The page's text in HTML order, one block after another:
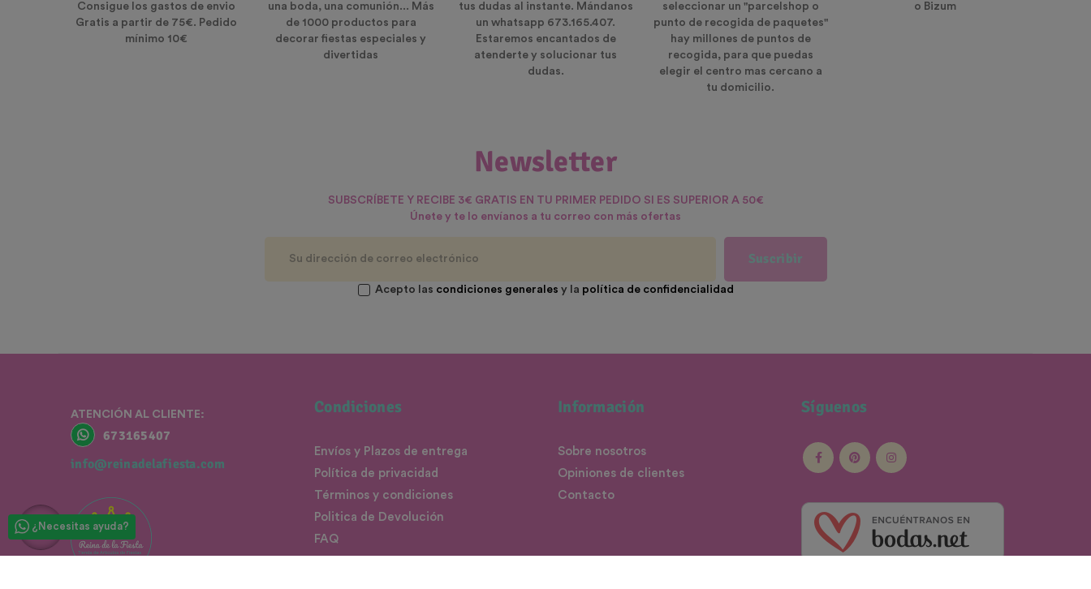
¿Necesitas ayuda?
Consigue los gastos de envio
Gratis a partir de 75€. Pedido
mínimo 10€
una boda, una comunión... Más
de 1000 productos para
decorar fiestas especiales y
divertidas
tus dudas al instante. Mándanos
un whatsapp 673.165.407.
Estaremos encantados de
atenderte y solucionar tus
dudas.
seleccionar un "parcelshop o
punto de recogida de paquetes"
hay millones de puntos de
recogida, para que puedas
elegir el centro mas cercano a
tu domicilio.
o Bizum
Newsletter
SUBSCRÍBETE Y RECIBE 3€ GRATIS EN TU PRIMER PEDIDO SI ES SUPERIOR A 50€
Únete y te lo envíanos a tu correo con más ofertas
Suscribir
Acepto las condiciones generales y la política de confidencialidad
ATENCIÓN AL CLIENTE:
673165407
info@reinadelafiesta.com
Condiciones
Envíos y Plazos de entrega
Política de privacidad
Términos y condiciones
Politica de Devolución
FAQ
Información
Sobre nosotros
Opiniones de clientes
Contacto
Síguenos